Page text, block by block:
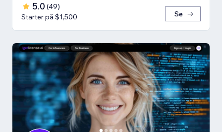
5.0 (49)
Starter på $1,500
Se